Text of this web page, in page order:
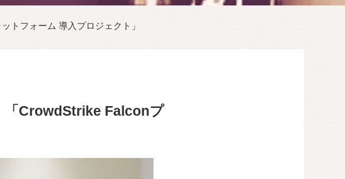
トフォーム 導入プロジェクト」
「CrowdStrike Falconプ